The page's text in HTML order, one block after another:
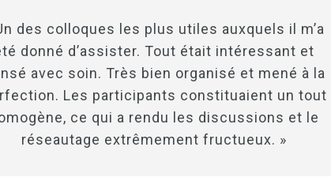
des colloques les plus utiles auxquels il m’a
donné d’assister. Tout était intéressant et
avec soin. Très bien organisé et mené à la
Les participants constituaient un tout
ce qui a rendu les discussions et le
réseautage extrêmement fructueux. »